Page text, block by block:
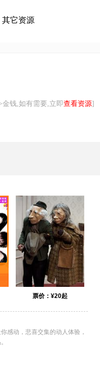
其它资源
钱,如有需要,立即查看资源]